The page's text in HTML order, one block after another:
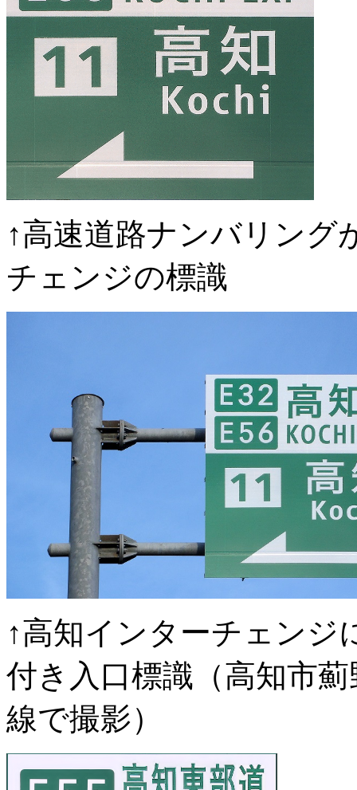
↑高速道路ナンバリング
チェンジの標識
↑高知インターチェンジ
付き入口標識（高知市
線で撮影）